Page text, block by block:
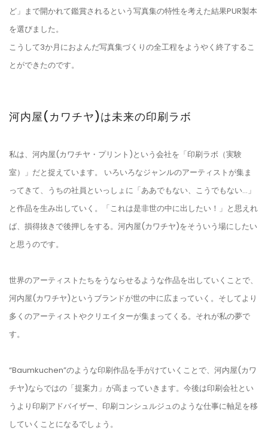
ど」まで開かれて鑑賞されるという写真集の特性を考えた結果PUR製本
を選びました。
こうして3か月におよんだ写真集づくりの全工程をようやく終了するこ
とができたのです。
河内屋(カワチヤ)は未来の印刷ラボ
私は、河内屋(カワチヤ・プリント)という会社を「印刷ラボ（実験
室）」だと捉えています。 いろいろなジャンルのアーティストが集ま
ってきて、うちの社員といっしょに「ああでもない、こうでもない…」
と作品を生み出していく。「これは是非世の中に出したい！」と思えれ
ば、損得抜きで後押しをする。河内屋(カワチヤ)をそういう場にしたい
と思うのです。
世界のアーティストたちをうならせるような作品を出していくことで、
河内屋(カワチヤ)というブランドが世の中に広まっていく。そしてより
多くのアーティストやクリエイターが集まってくる。それが私の夢で
す。
“Baumkuchen”のような印刷作品を手がけていくことで、河内屋(カワ
チヤ)ならではの「提案力」が高まっていきます。今後は印刷会社とい
うより印刷アドバイザー、印刷コンシュルジュのような仕事に軸足を移
していくことになるでしょう。